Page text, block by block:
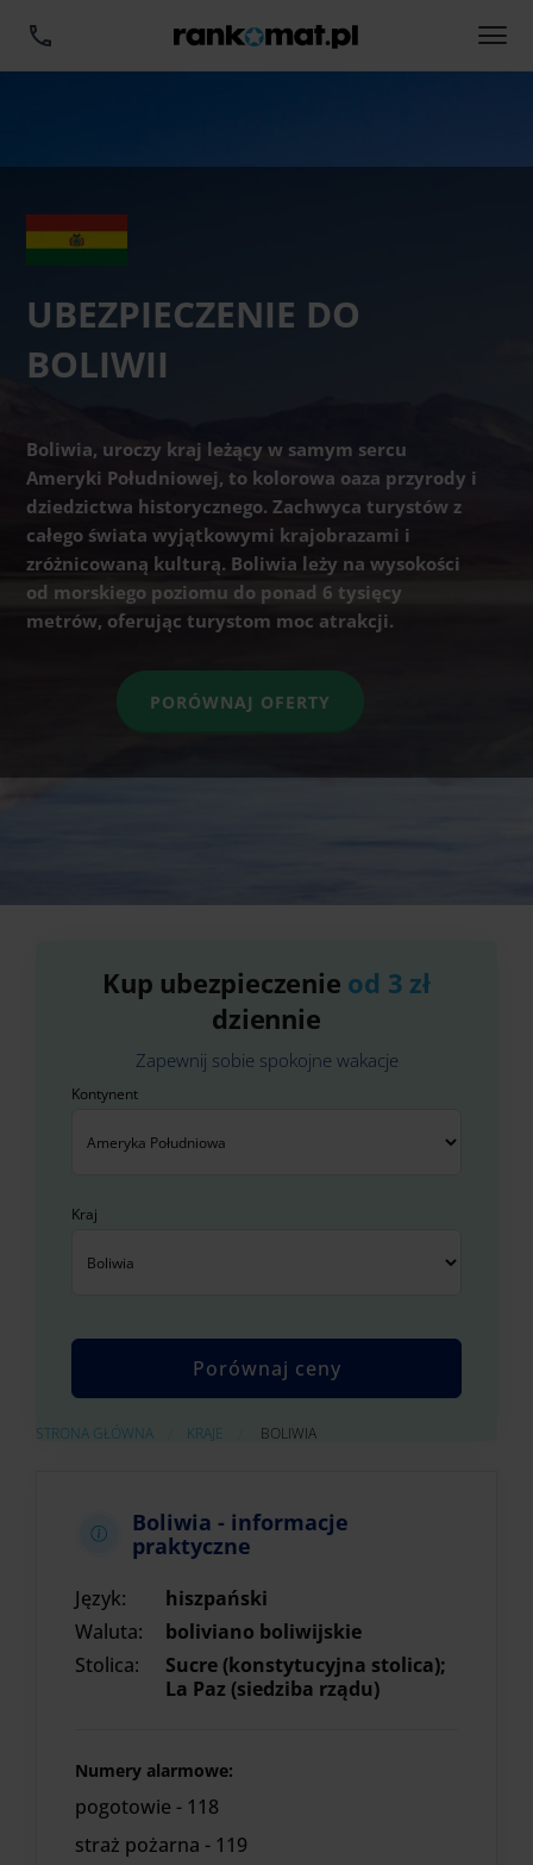
UBEZPIECZENIE DO
BOLIWII
Boliwia, uroczy kraj leżący w samym sercu
Ameryki Południowej, to kolorowa oaza przyrody i
dziedzictwa historycznego. Zachwyca turystów z
całego świata wyjątkowymi krajobrazami i
zróżnicowaną kulturą. Boliwia leży na wysokości
od morskiego poziomu do ponad 6 tysięcy
metrów, oferując turystom moc atrakcji.
PORÓWNAJ OFERTY
Kup ubezpieczenie od 3 zł
dziennie
Zapewnij sobie spokojne wakacje
Kontynent
Kraj
STRONA GŁÓWNA KRAJE AKTUALNIE:
BOLIWIA
Boliwia - informacje
praktyczne
Język:
hiszpański
Waluta:
boliviano boliwijskie
Stolica:
Sucre (konstytucyjna stolica);
La Paz (siedziba rządu)
Numery alarmowe:
pogotowie - 118
straż pożarna - 119